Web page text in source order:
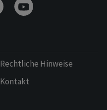
Rechtliche Hinweise
Kontakt